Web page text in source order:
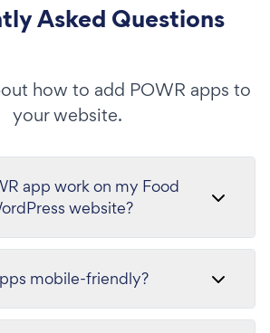
Asked Questions
how to add POWR apps to
your website.
app work on my Food
website?
mobile-friendly?